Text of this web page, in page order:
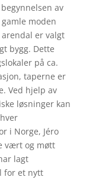
av
moden
er valgt
bygg. Dette
på ca.
taperne er
Ved hjelp av
løsninger kan
i Norge, Jéro
vært og møtt
lagt
for et nytt